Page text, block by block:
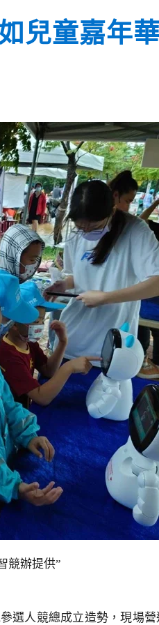
兒童嘉年
競辦提供”
選人競總成立造勢，現場